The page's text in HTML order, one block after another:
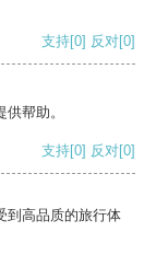
支持[0] 反对[0]
帮助。
支持[0] 反对[0]
到高品质的旅行体